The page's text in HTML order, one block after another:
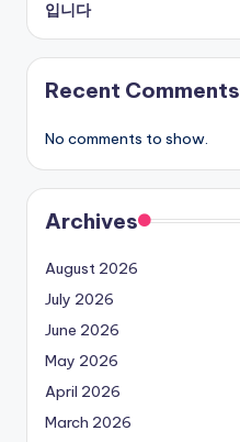
입니다
Recent Comments
No comments to show.
Archives
August 2026
July 2026
June 2026
May 2026
April 2026
March 2026